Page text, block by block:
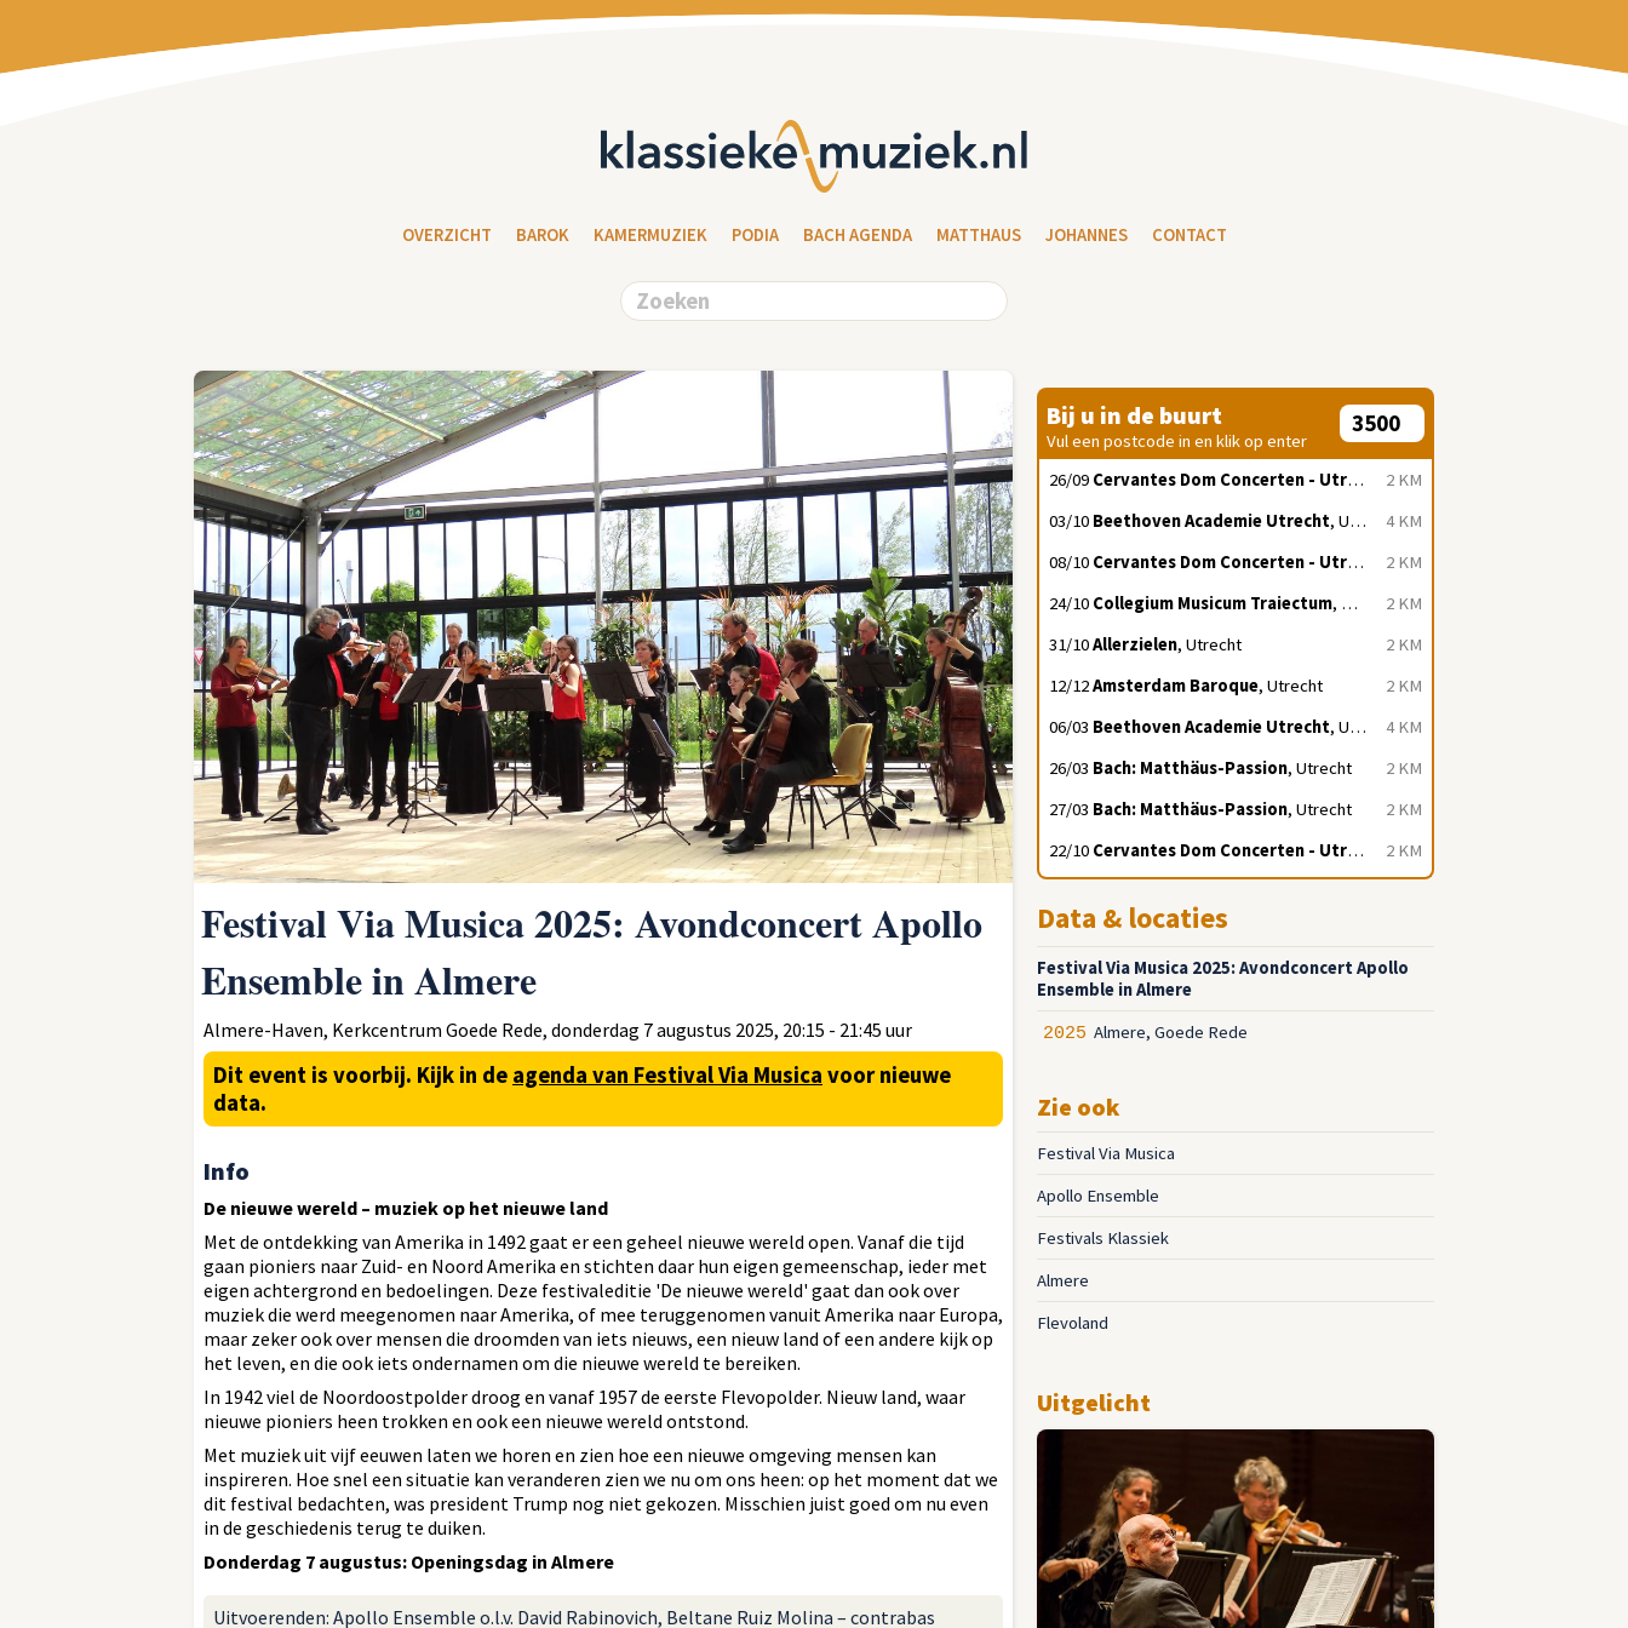
OVERZICHT BAROK KAMERMUZIEK PODIA BACH AGENDA MATTHAUS JOHANNES CONTACT
Festival Via Musica 2025: Avondconcert Apollo
Ensemble in Almere
Almere-Haven, Kerkcentrum Goede Rede, donderdag 7 augustus 2025, 20:15 - 21:45 uur
Dit event is voorbij. Kijk in de agenda van Festival Via Musica voor nieuwe
data.
Info
De nieuwe wereld – muziek op het nieuwe land
Met de ontdekking van Amerika in 1492 gaat er een geheel nieuwe wereld open. Vanaf die tijd
gaan pioniers naar Zuid- en Noord Amerika en stichten daar hun eigen gemeenschap, ieder met
eigen achtergrond en bedoelingen. Deze festivaleditie 'De nieuwe wereld' gaat dan ook over
muziek die werd meegenomen naar Amerika, of mee teruggenomen vanuit Amerika naar Europa,
maar zeker ook over mensen die droomden van iets nieuws, een nieuw land of een andere kijk op
het leven, en die ook iets ondernamen om die nieuwe wereld te bereiken.
In 1942 viel de Noordoostpolder droog en vanaf 1957 de eerste Flevopolder. Nieuw land, waar
nieuwe pioniers heen trokken en ook een nieuwe wereld ontstond.
Met muziek uit vijf eeuwen laten we horen en zien hoe een nieuwe omgeving mensen kan
inspireren. Hoe snel een situatie kan veranderen zien we nu om ons heen: op het moment dat we
dit festival bedachten, was president Trump nog niet gekozen. Misschien juist goed om nu even
in de geschiedenis terug te duiken.
Donderdag 7 augustus: Openingsdag in Almere
Uitvoerenden: Apollo Ensemble o.l.v. David Rabinovich, Beltane Ruiz Molina – contrabas
Bij u in de buurt
Vul een postcode in en klik op enter
2 KM
26/09 Cervantes Dom Concerten - Utrecht
, Utrecht
4 KM
03/10 Beethoven Academie Utrecht, Utrecht
2 KM
08/10 Cervantes Dom Concerten - Utrecht
, Utrecht
2 KM
24/10 Collegium Musicum Traiectum, Utrecht
2 KM
31/10Allerzielen, Utrecht
2 KM
12/12Amsterdam Baroque, Utrecht
4 KM
06/03 Beethoven Academie Utrecht, Utrecht
2 KM
26/03 Bach: Matthäus-Passion, Utrecht
2 KM
27/03 Bach: Matthäus-Passion, Utrecht
2 KM
22/10 Cervantes Dom Concerten - Utrecht , Utrecht
Data & locaties
Festival Via Musica 2025: Avondconcert Apollo
Ensemble in Almere
2025 Almere, Goede Rede
Zie ook
Festival Via Musica
Apollo Ensemble
Festivals Klassiek
Almere
Flevoland
Uitgelicht